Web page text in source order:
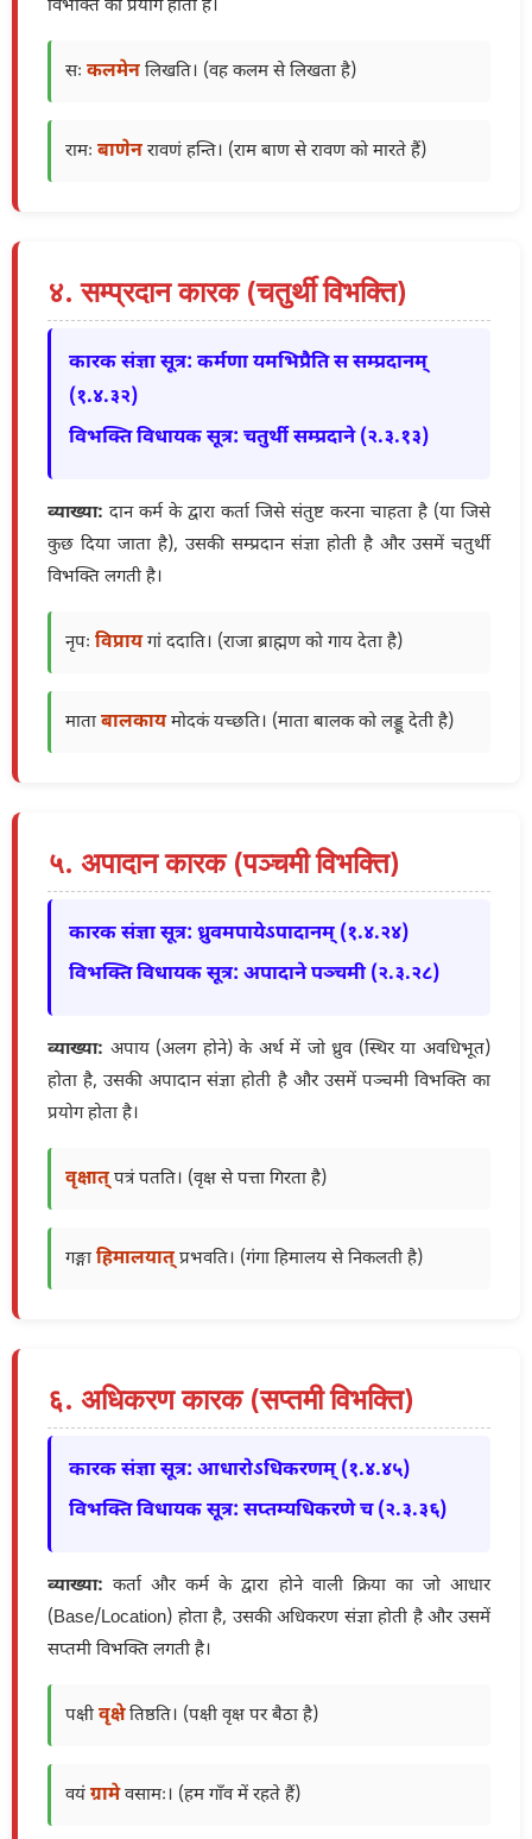
विभक्ति का प्रयोग होता है।
सः कलमेन लिखति। (वह कलम से लिखता है)
रामः बाणेन रावणं हन्ति। (राम बाण से रावण को मारते हैं)
४. सम्प्रदान कारक (चतुर्थी विभक्ति)
कारक संज्ञा सूत्र: कर्मणा यमभिप्रैति स सम्प्रदानम्
(१.४.३२)
विभक्ति विधायक सूत्र: चतुर्थी सम्प्रदाने (२.३.१३)
व्याख्या: दान कर्म के द्वारा कर्ता जिसे संतुष्ट करना चाहता है (या जिसे
कुछ दिया जाता है), उसकी सम्प्रदान संज्ञा होती है और उसमें चतुर्थी
विभक्ति लगती है।
नृपः विप्रायगां ददाति। (राजा ब्राह्मण को गाय देता है)
माता बालकायमोदकं यच्छति। (माता बालक को लड्डू देती है)
५. अपादान कारक (पञ्चमी विभक्ति)
कारक संज्ञा सूत्र: ध्रुवमपायेऽपादानम् (१.४.२४)
विभक्ति विधायक सूत्र: अपादाने पञ्चमी (२.३.२८)
व्याख्या: अपाय (अलग होने) के अर्थ में जो ध्रुव (स्थिर या अवधिभूत)
होता है, उसकी अपादान संज्ञा होती है और उसमें पञ्चमी विभक्ति का
प्रयोग होता है।
वृक्षात् पत्रं पतति। (वृक्ष से पत्ता गिरता है)
गङ्गा हिमालयात् प्रभवति। (गंगा हिमालय से निकलती है)
६. अधिकरण कारक (सप्तमी विभक्ति)
कारक संज्ञा सूत्र: आधारोऽधिकरणम् (१.४.४५)
विभक्ति विधायक सूत्र: सप्तम्यधिकरणे च (२.३.३६)
व्याख्या: कर्ता और कर्म के द्वारा होने वाली क्रिया का जो आधार
(Base/Location) होता है, उसकी अधिकरण संज्ञा होती है और उसमें
सप्तमी विभक्ति लगती है।
पक्षी वृक्षेतिष्ठति। (पक्षी वृक्ष पर बैठा है)
वयं ग्रामेवसामः। (हम गाँव में रहते हैं)